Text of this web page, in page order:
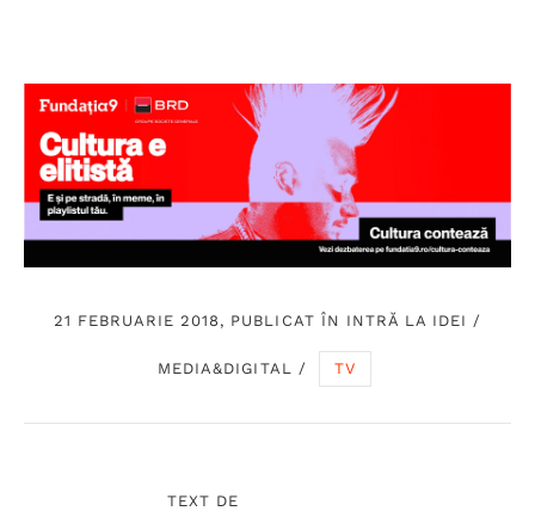
21 FEBRUARIE 2018, PUBLICAT ÎN INTRĂ LA IDEI /
MEDIA&DIGITAL / TV
TEXT DE